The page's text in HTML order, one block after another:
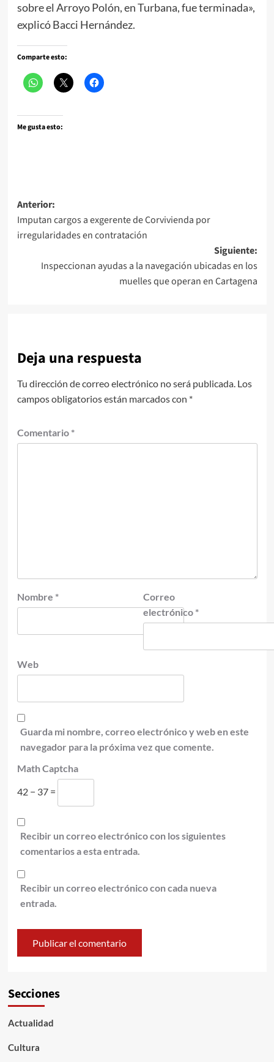
sobre el Arroyo Polón, en Turbana, fue terminada»,
explicó Bacci Hernández.
Comparte esto:
Me gusta esto:
Navegación
de
entradas
Anterior:
Imputan cargos a exgerente de Corvivienda por
irregularidades en contratación
Siguiente:
Inspeccionan ayudas a la navegación ubicadas en los
muelles que operan en Cartagena
Deja una respuesta
Tu dirección de correo electrónico no será publicada. Los
campos obligatorios están marcados con *
Comentario *
Nombre *
Correo
electrónico *
Web
Guarda mi nombre, correo electrónico y web en este
navegador para la próxima vez que comente.
Math Captcha
42 − 37 =
Recibir un correo electrónico con los siguientes
comentarios a esta entrada.
Recibir un correo electrónico con cada nueva
entrada.
Secciones
Actualidad
Cultura